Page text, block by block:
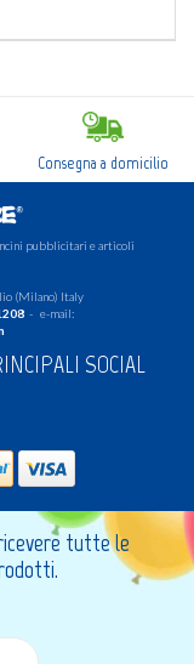
Consegna a domicilio
pubblicitari e articoli
(Milano) Italy
- e-mail:
SOCIAL
tutte le